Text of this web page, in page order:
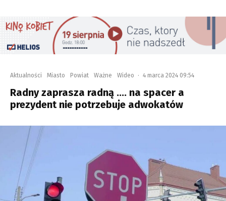
Aktualności Miasto Powiat Ważne Wideo · 4 marca 2024 09:54
Radny zaprasza radną …. na spacer a
prezydent nie potrzebuje adwokatów